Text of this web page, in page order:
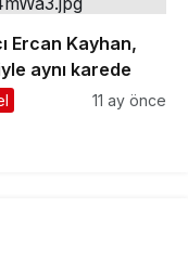
Ercan Kayhan,
aynı karede
11 ay önce